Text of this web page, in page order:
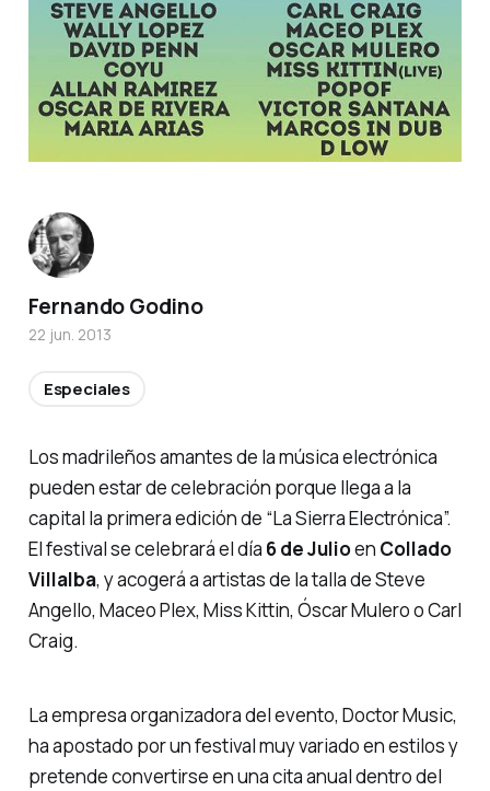
Los madrileños amantes de la música electrónica
pueden estar de celebración porque llega a la
capital la primera edición de “La Sierra Electrónica”.
El festival se celebrará el día 6 de Julioen Collado
Villalba, y acogerá a artistas de la talla de Steve
Angello, Maceo Plex, Miss Kittin, Óscar Mulero o Carl
Craig.
La empresa organizadora del evento, Doctor Music,
ha apostado por un festival muy variado en estilos y
pretende convertirse en una cita anual dentro del
Fernando Godino
22 jun. 2013
Especiales